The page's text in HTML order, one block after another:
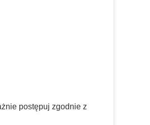
postępuj zgodnie z